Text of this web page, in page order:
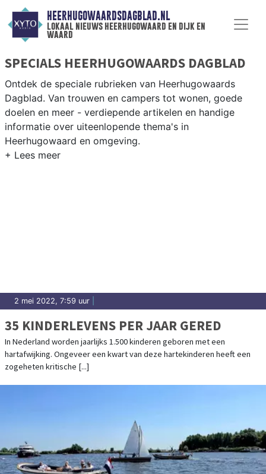
HEERHUGOWAARDSDAGBLAD.NL
lokaal nieuws heerhugowaard en dijk en
waard
SPECIALS HEERHUGOWAARDS DAGBLAD
Ontdek de speciale rubrieken van Heerhugowaards
Dagblad. Van trouwen en campers tot wonen, goede
doelen en meer - verdiepende artikelen en handige
informatie over uiteenlopende thema's in
Heerhugowaard en omgeving.
2 mei 2022, 7:59 uur
35 KINDERLEVENS PER JAAR GERED
In Nederland worden jaarlijks 1.500 kinderen geboren met een
hartafwijking. Ongeveer een kwart van deze hartekinderen heeft een
zogeheten kritische [...]